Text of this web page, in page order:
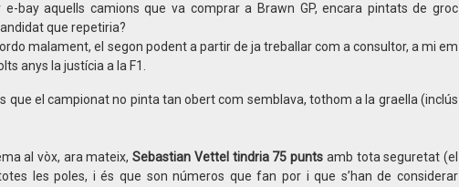
bay aquells camions que va comprar a Brawn GP, encara pintats de groc
que repetiria?
malament, el segon podent a partir de ja treballar com a consultor, a mi em
anys la justícia a la F1.
que el campionat no pinta tan obert com semblava, tothom a la graella (inclús
al vòx, ara mateix, Sebastian Vettel tindria 75 punts amb tota seguretat (el
les poles, i és que son números que fan por i que s’han de considerar